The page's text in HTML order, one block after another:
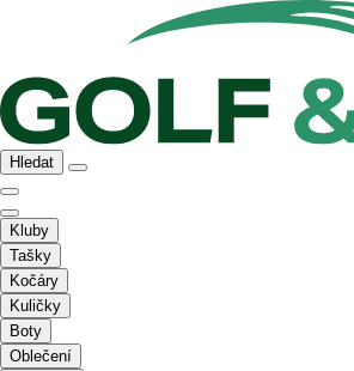
Hledat
Kluby
Tašky
Kočáry
Kuličky
Boty
Oblečení